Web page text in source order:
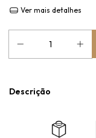
Ver mais detalhes
Descrição